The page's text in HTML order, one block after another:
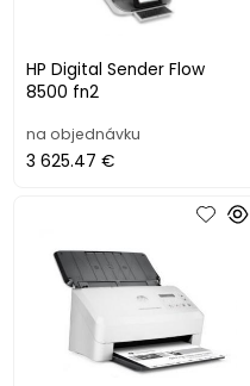
HP Digital Sender Flow
8500 fn2
na objednávku
3 625.47 €